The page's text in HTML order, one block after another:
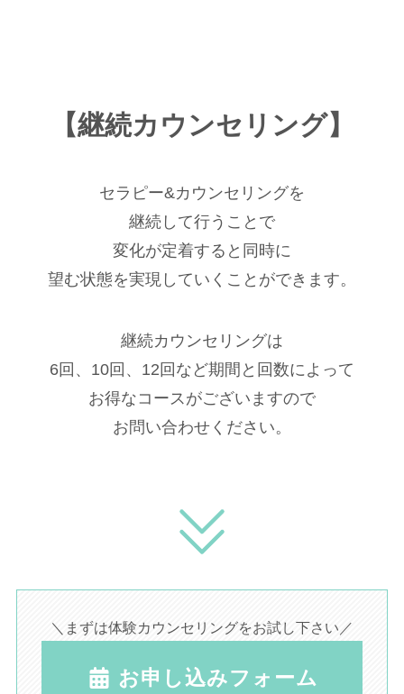
【継続カウンセリング】
セラピー&カウンセリングを
継続して行うことで
変化が定着すると同時に
望む状態を実現していくことができます。
継続カウンセリングは
6回、10回、12回など期間と回数によって
お得なコースがございますので
お問い合わせください。
＼まずは体験カウンセリングをお試し下さい／
お申し込みフォーム